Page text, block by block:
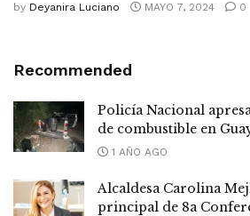
by Deyanira Luciano MAYO 7, 2024 0
Recommended
Policía Nacional
de combustible en
1 AÑO AGO
Alcaldesa Carolina
principal de 8a